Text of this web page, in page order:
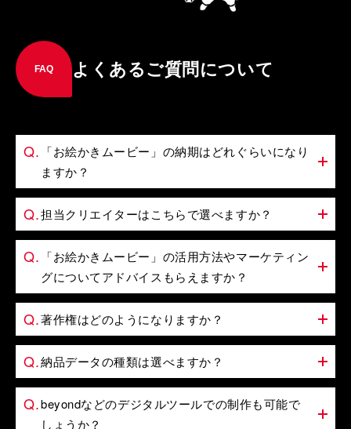
FAQ よくあるご質問について
「お絵かきムービー」の納期はどれぐらいになり
ますか？
担当クリエイターはこちらで選べますか？
「お絵かきムービー」の活用方法やマーケティン
グについてアドバイスもらえますか？
著作権はどのようになりますか？
納品データの種類は選べますか？
beyondなどのデジタルツールでの制作も可能で
しょうか？